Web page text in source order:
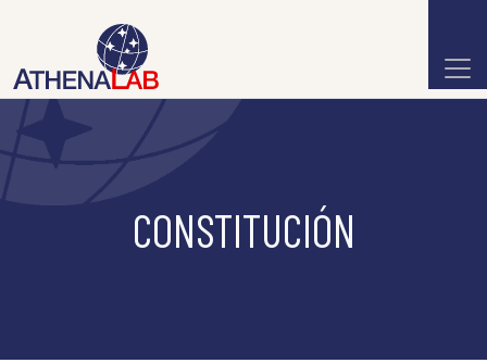
CONSTITUCIÓN